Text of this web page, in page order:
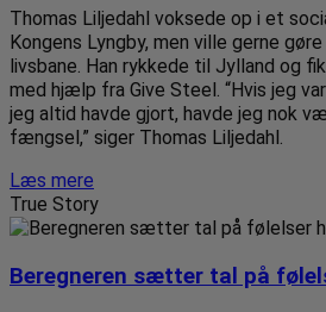
Thomas Liljedahl voksede op i et
Kongens Lyngby, men ville gerne
livsbane. Han rykkede til Jylland og
med hjælp fra Give Steel. “Hvis jeg
jeg altid havde gjort, havde jeg nok
fængsel,” siger Thomas Liljedahl.
Læs mere
True Story
Beregneren sætter tal på